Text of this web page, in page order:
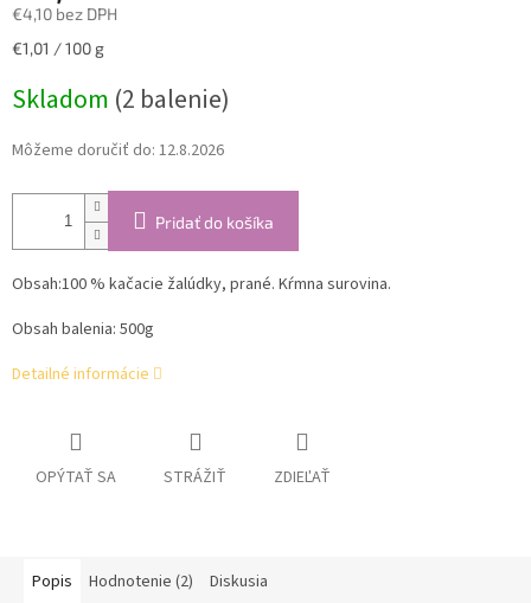
€4,10 bez DPH
Jednotková
€1,01 / 100 g
Skladom (2 balenie)
Môžeme doručiť do: 12.8.2026
Pridať do košíka
Obsah:100 % kačacie žalúdky, prané. Kŕmna surovina.
Obsah balenia: 500g
Detailné informácie
OPÝTAŤ SA STRÁŽIŤ ZDIEĽAŤ
Popis Hodnotenie (2) Diskusia